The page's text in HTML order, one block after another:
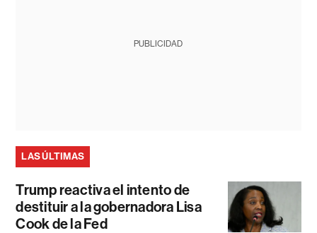
PUBLICIDAD
LAS ÚLTIMAS
Trump reactiva el intento de
destituir a la gobernadora Lisa
Cook de la Fed